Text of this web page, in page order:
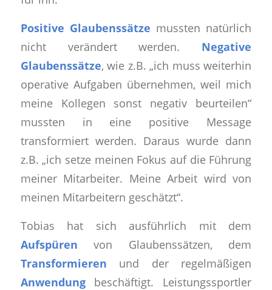
Positive Glaubenssätze mussten natürlich
nicht verändert werden. Negative
Glaubenssätze, wie z.B. „ich muss weiterhin
operative Aufgaben übernehmen, weil mich
meine Kollegen sonst negativ beurteilen“
mussten in eine positive Message
transformiert werden. Daraus wurde dann
z.B. „ich setze meinen Fokus auf die Führung
meiner Mitarbeiter. Meine Arbeit wird von
meinen Mitarbeitern geschätzt“.
Tobias hat sich ausführlich mit dem
Aufspüren von Glaubenssätzen, dem
Transformieren und der regelmäßigen
Anwendungbeschäftigt. Leistungssportler